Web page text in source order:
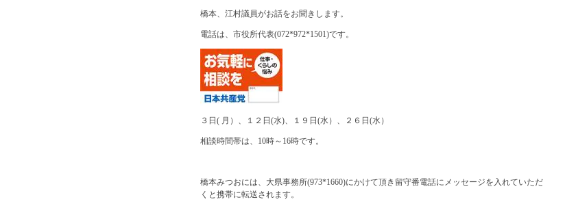
橋本、江村議員がお話をお聞きします。
電話は、市役所代表(072*972*1501)です。
３日( 月）、１２日(水)、１９日(水）、２６日(水）
相談時間帯は、10時～16時です。
橋本みつおには、大県事務所(973*1660)にかけて頂き留守番電話にメッセージを入れていただ
くと携帯に転送されます。